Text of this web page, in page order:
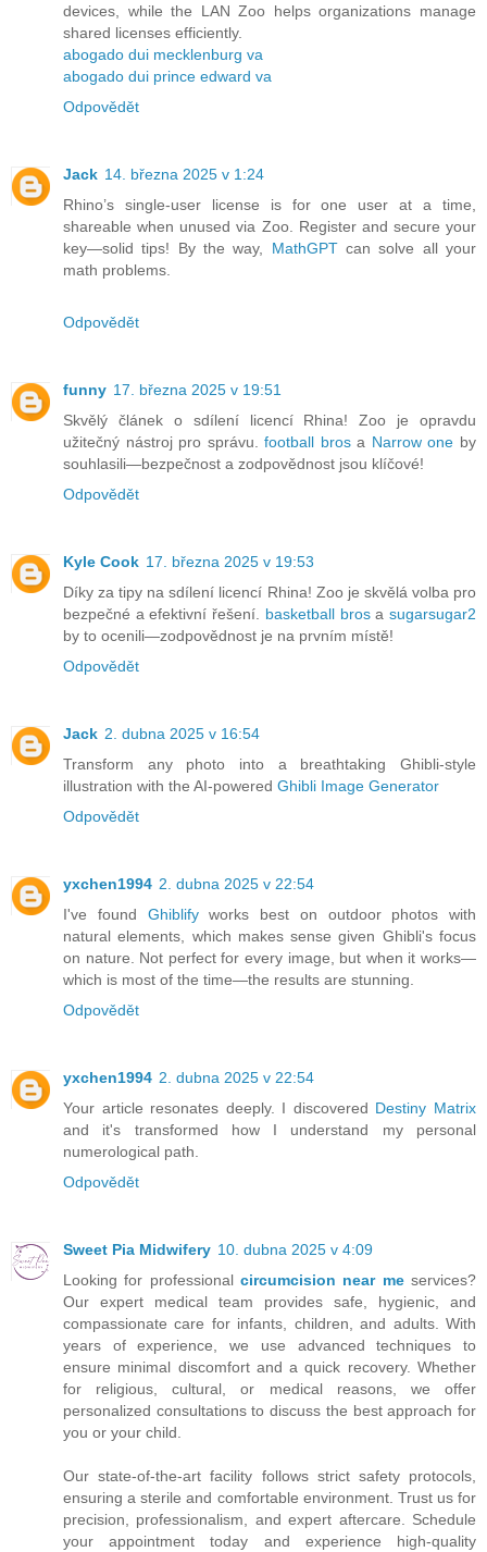
devices, while the LAN Zoo helps organizations manage
shared licenses efficiently.
abogado dui mecklenburg va
abogado dui prince edward va
Odpovědět
Jack 14. března 2025 v 1:24
Rhino’s single-user license is for one user at a time,
shareable when unused via Zoo. Register and secure your
key—solid tips! By the way, MathGPTcan solve all your
math problems.
Odpovědět
funny 17. března 2025 v 19:51
Skvělý článek o sdílení licencí Rhina! Zoo je opravdu
užitečný nástroj pro správu.football brosa Narrow one by
souhlasili—bezpečnost a zodpovědnost jsou klíčové!
Odpovědět
Kyle Cook 17. března 2025 v 19:53
Díky za tipy na sdílení licencí Rhina! Zoo je skvělá volba pro
bezpečné a efektivní řešení. basketball brosasugarsugar2
by to ocenili—zodpovědnost je na prvním místě!
Odpovědět
Jack 2. dubna 2025 v 16:54
Transform any photo into a breathtaking Ghibli-style
illustration with the AI-powered Ghibli Image Generator
Odpovědět
yxchen1994 2. dubna 2025 v 22:54
I've found Ghiblifyworks best on outdoor photos with
natural elements, which makes sense given Ghibli's focus
on nature. Not perfect for every image, but when it works—
which is most of the time—the results are stunning.
Odpovědět
yxchen1994 2. dubna 2025 v 22:54
Your article resonates deeply. I discovered Destiny Matrix
and it's transformed how I understand my personal
numerological path.
Odpovědět
Sweet Pia Midwifery 10. dubna 2025 v 4:09
Looking for professional circumcision near meservices?
Our expert medical team provides safe, hygienic, and
compassionate care for infants, children, and adults. With
years of experience, we use advanced techniques to
ensure minimal discomfort and a quick recovery. Whether
for religious, cultural, or medical reasons, we offer
personalized consultations to discuss the best approach for
you or your child.
Our state-of-the-art facility follows strict safety protocols,
ensuring a sterile and comfortable environment. Trust us for
precision, professionalism, and expert aftercare. Schedule
your appointment today and experience high-quality